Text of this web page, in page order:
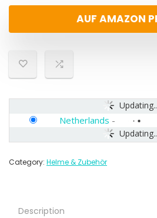
AUF AMAZON
Netherlands -
Category: Helme & Zubehör
Description